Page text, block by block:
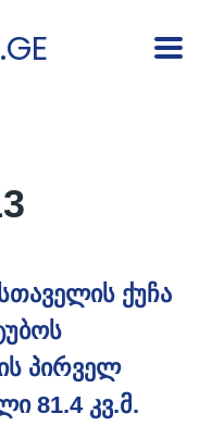
ქუჩა
პირველ
81.4 კვ.მ.